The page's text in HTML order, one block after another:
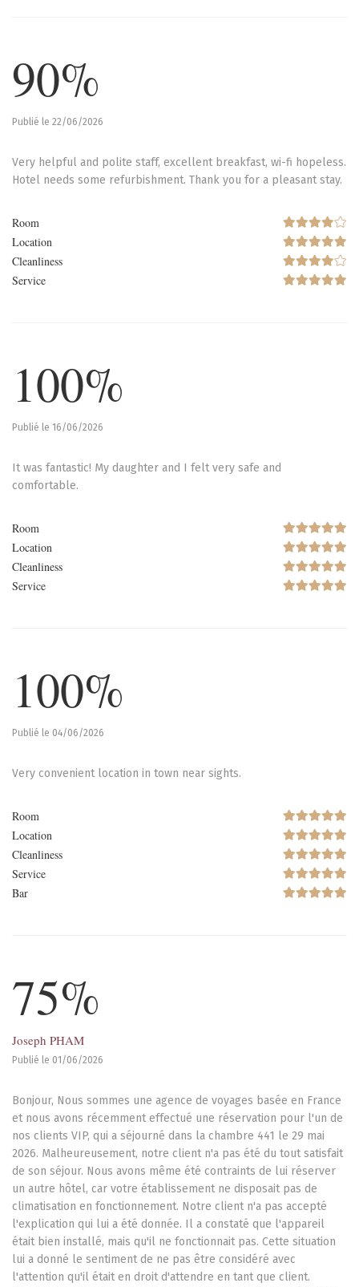
90%
Publié le 22/06/2026
Very helpful and polite staff, excellent breakfast, wi-fi hopeless.
Hotel needs some refurbishment. Thank you for a pleasant stay.
Room
Location
Cleanliness
Service
100%
Publié le 16/06/2026
It was fantastic! My daughter and I felt very safe and
comfortable.
Room
Location
Cleanliness
Service
100%
Publié le 04/06/2026
Very convenient location in town near sights.
Room
Location
Cleanliness
Service
Bar
75%
Joseph PHAM
Publié le 01/06/2026
Bonjour, Nous sommes une agence de voyages basée en France
et nous avons récemment effectué une réservation pour l'un de
nos clients VIP, qui a séjourné dans la chambre 441 le 29 mai
2026. Malheureusement, notre client n'a pas été du tout satisfait
de son séjour. Nous avons même été contraints de lui réserver
un autre hôtel, car votre établissement ne disposait pas de
climatisation en fonctionnement. Notre client n'a pas accepté
l'explication qui lui a été donnée. Il a constaté que l'appareil
était bien installé, mais qu'il ne fonctionnait pas. Cette situation
lui a donné le sentiment de ne pas être considéré avec
l'attention qu'il était en droit d'attendre en tant que client.